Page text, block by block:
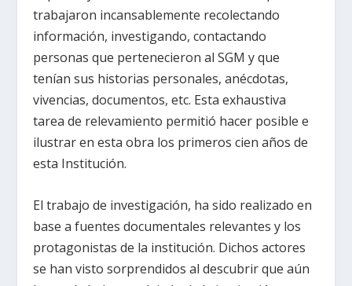
trabajaron incansablemente recolectando
información, investigando, contactando
personas que pertenecieron al SGM y que
tenían sus historias personales, anécdotas,
vivencias, documentos, etc. Esta exhaustiva
tarea de relevamiento permitió hacer posible e
ilustrar en esta obra los primeros cien años de
esta Institución.
El trabajo de investigación, ha sido realizado en
base a fuentes documentales relevantes y los
protagonistas de la institución. Dichos actores
se han visto sorprendidos al descubrir que aún